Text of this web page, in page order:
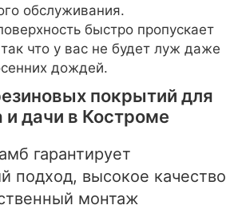
обслуживания.
быстро пропускает
что у вас не будет луж даже
дождей.
покрытий для
и дачи в Костроме
гарантирует
подход, высокое качество
монтаж